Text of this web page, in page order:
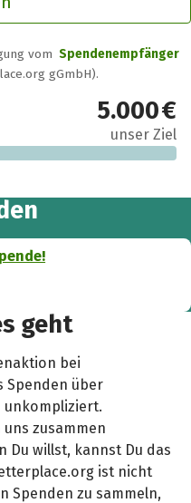
vom Spendenempfänger
gGmbH).
5.000 €
unser Ziel
geht
bei
Spenden über
unkompliziert.
zusammen
Du willst, kannst Du das
ist nicht
Spenden zu sammeln,